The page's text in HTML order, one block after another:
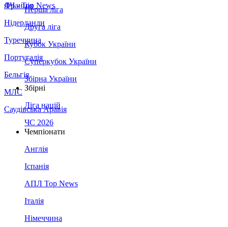
Франція
Нідерланди
Туреччина
Португалія
Бельгія
МЛС
Саудівська Аравія
ЛЧ - Top News
Перша ліга
Друга ліга
Кубок України
Суперкубок України
Збірна України
Збірні
Ліга націй
ЧС 2026
Чемпіонати
Англія
Іспанія
АПЛ Top News
Італія
Німеччина